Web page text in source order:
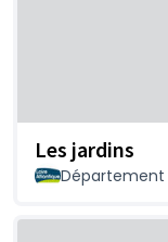
Les jardins
Département